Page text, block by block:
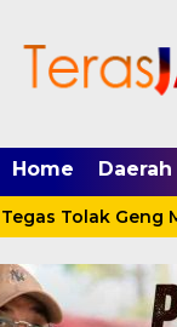
Home Daerah
Tolak Geng